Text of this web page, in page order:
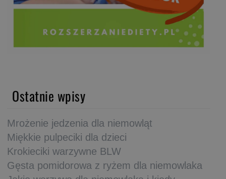
Ostatnie wpisy
Mrożenie jedzenia dla niemowląt
Miękkie pulpeciki dla dzieci
Krokieciki warzywne BLW
Gęsta pomidorowa z ryżem dla niemowlaka